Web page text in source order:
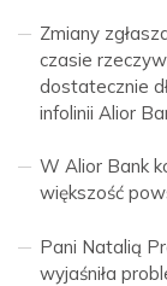
Zmiany
czasie
dostatecznie
infolinii Alior
W Alior Bank
większość
Pani Natalią
wyjaśniła